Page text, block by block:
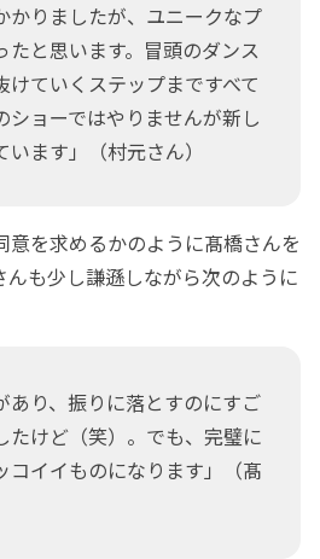
かりましたが、ユニークなプ
たと思います。冒頭のダンス
けていくステップまですべて
ショーではやりませんが新し
ます」（村元さん）
を求めるかのように髙橋さんを
んも少し謙遜しながら次のように
あり、振りに落とすのにすご
たけど（笑）。でも、完璧に
コイイものになります」（髙